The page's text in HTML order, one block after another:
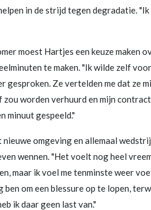
in de strijd tegen degradatie.
moest Hartjes een keuze maken
te maken. "Ik wilde zelf
gesproken. Ze vertelden me dat ze
zou worden verhuurd en mijn
minuut gespeeld."
nieuwe omgeving en allemaal
wennen. "Het voelt nog heel
maar ik voel me tenminste weer
ben om een blessure op te lopen,
ik daar geen last van."